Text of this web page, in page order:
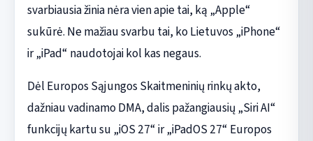
svarbiausia žinia nėra vien apie tai, ką „Apple“
sukūrė. Ne mažiau svarbu tai, ko Lietuvos „iPhone“
ir „iPad“ naudotojai kol kas negaus.
Dėl Europos Sąjungos Skaitmeninių rinkų akto,
dažniau vadinamo DMA, dalis pažangiausių „Siri AI“
funkcijų kartu su „iOS 27“ ir „iPadOS 27“ Europos